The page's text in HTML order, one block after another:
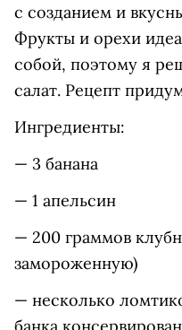
с созданием и
Фрукты и орехи
собой, поэтому я
салат. Рецепт
Ингредиенты:
— 3 банана
— 1 апельсин
— 200 граммов
замороженную)
— несколько
банка